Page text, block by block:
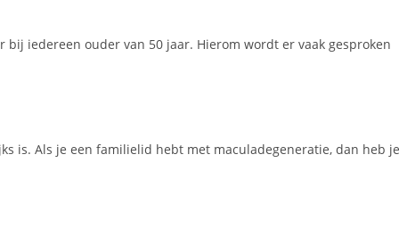
iedereen ouder van 50 jaar. Hierom wordt er vaak gesproken
is. Als je een familielid hebt met maculadegeneratie, dan heb je